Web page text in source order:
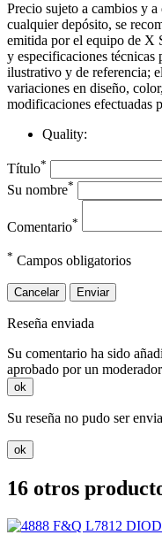
Precio sujeto a cambios y
cualquier depósito, se
emitida por el equipo de X
y especificaciones técnicas
ilustrativo y de referencia;
variaciones en diseño,
modificaciones efectuadas
Quality:
Título*
Su nombre*
Comentario*
* Campos obligatorios
Cancelar Enviar
Reseña enviada
Su comentario ha sido
aprobado por un
ok
Su reseña no pudo ser
ok
16 otros